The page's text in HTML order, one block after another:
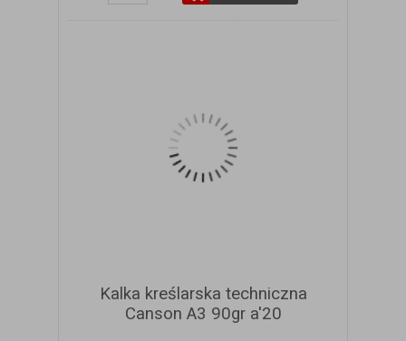
Kalka kreślarska techniczna
Canson A3 90gr a'20